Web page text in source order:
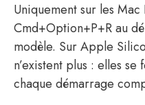
Uniquement sur les
Cmd+Option+P+R au
modèle. Sur Apple
n’existent plus : elles
chaque démarrage